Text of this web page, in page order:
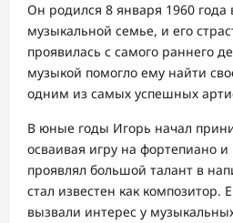
Он родился 8 января 1960 года
музыкальной семье, и его
проявилась с самого раннего
музыкой помогло ему найти
одним из самых успешных
В юные годы Игорь начал
осваивая игру на фортепиано
проявлял большой талант в
стал известен как композитор.
вызвали интерес у